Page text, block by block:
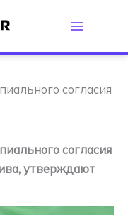
согласия
согласия
утверждают